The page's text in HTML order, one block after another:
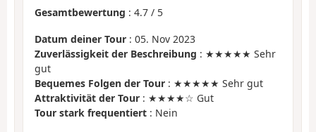
Gesamtbewertung : 4.7 / 5
Datum deiner Tour : 05. Nov 2023
Zuverlässigkeit der Beschreibung : ★★★★★ Sehr
gut
Bequemes Folgen der Tour : ★★★★★ Sehr gut
Attraktivität der Tour : ★★★★☆ Gut
Tour stark frequentiert : Nein